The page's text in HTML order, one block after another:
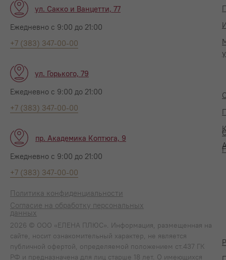
Ежедневно с 9:00 до 21:00
+7 (383) 347-00-00
ул. Сакко и Ванцетти, 77
Ежедневно с 9:00 до 21:00
+7 (383) 347-00-00
ул. Горького, 79
Ежедневно с 9:00 до 21:00
+7 (383) 347-00-00
пр. Академика Коптюга, 9
Политика конфиденциальности
Согласие на обработку персональных
данных
2026 © ООО «ЕЛЕНА ПЛЮС». Информация, размещенная на
сайте, носит ознакомительный характер, не является
публичной офертой, определяемой положением ст.437 ГК
РФ и предназначена для лиц старше 18 лет. О имеющихся